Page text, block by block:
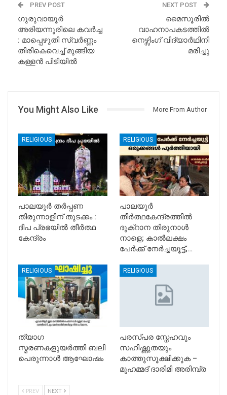
PREV POST
ഗുരുവായൂർ
അരിയന്നൂരിലെ കവർച്ച
: മാപ്പെഴുതി സ്വർണ്ണം
തിരികെവെച്ച് മുങ്ങിയ
കള്ളൻ പിടിയിൽ
NEXT POST
മൈസൂരിൽ
വാഹനാപകടത്തിൽ
നെഴ്സിംഗ് വിദ്യാർഥിനി
മരിച്ചു
You Might Also Like More From Author
RELIGIOUS
പാലയൂർ തർപ്പണ
തിരുന്നാളിന് തുടക്കം :
ദീപ പ്രഭയിൽ തീർത്ഥ
കേന്ദ്രം
RELIGIOUS
പാലയൂർ
തീർത്ഥകേന്ദ്രത്തിൽ
ദുക്റാന തിരുനാൾ
നാളെ; കാൽലക്ഷം
പേർക്ക് നേർച്ചയൂട്ട്,…
RELIGIOUS
ത്യാഗ
സ്മരണകളുയർത്തി ബലി
പെരുന്നാൾ ആഘോഷം
RELIGIOUS
പരസ്പര സ്നേഹവും
സഹിഷ്ണുതയും
കാത്തുസൂക്ഷിക്കുക –
മുഹമ്മദ് ദാരിമി അരിമ്പ്ര
PREV NEXT